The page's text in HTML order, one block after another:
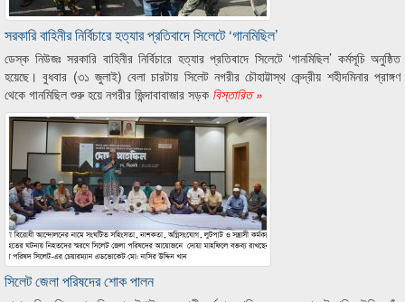
সরকারি বাহিনীর নির্বিচারে হত্যার প্রতিবাদে সিলেটে ‘গানমিছিল’
ডেস্ক নিউজঃ সরকারি বাহিনীর নির্বিচারে হত্যার প্রতিবাদে সিলেটে ‘গানমিছিল’ কর্মসূচি অনুষ্ঠিত
হয়েছে। বুধবার (৩১ জুলাই) বেলা চারটায় সিলেট নগরীর চৌহাট্টাস্থ কেন্দ্রীয় শহীদমিনার প্রাঙ্গণ
থেকে গানমিছিল শুরু হয়ে নগরীর জিন্দাবাবাজার সড়ক বিস্তারিত »
সিলেট জেলা পরিষদের শোক পালন